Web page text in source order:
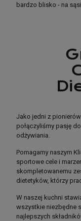
bardzo blisko - na
połączyliśmy pasję
odżywiania.
Jako jedni z
połączyliśmy pasję
odżywiania.
Pomagamy naszym
sportowe cele i
skompletowanemu
dietetyków, którzy
W naszej kuchni
wszystkie niezbędne
najlepszych